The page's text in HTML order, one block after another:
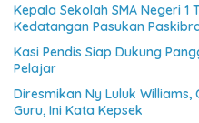
Kepala Sekolah SMA Negeri
Kedatangan Pasukan
Kasi Pendis Siap Dukung
Pelajar
Diresmikan Ny Luluk Williams,
Guru, Ini Kata Kepsek